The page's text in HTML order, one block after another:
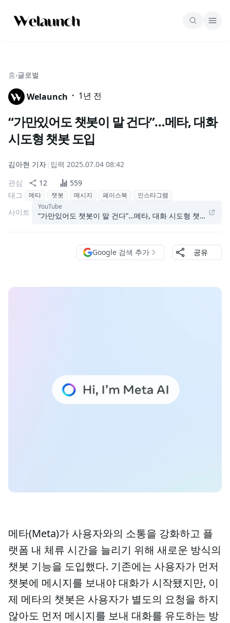
홈›글로벌
Welaunch · 1년 전
“가만있어도 챗봇이 말 건다”…메타, 대화
시도형 챗봇 도입
김아현 기자| 입력 2025.07.04 08:42
관심
12
559
태그
메타 챗봇 메시지 페이스북 인스타그램
사이트
YouTube
“가만있어도 챗봇이 말 건다”…메타, 대화 시도형 챗봇 도입
Google 검색 추가 공유
메타(Meta)가 사용자와의 소통을 강화하고 플
랫폼 내 체류 시간을 늘리기 위해 새로운 방식의
챗봇 기능을 도입했다. 기존에는 사용자가 먼저
챗봇에 메시지를 보내야 대화가 시작됐지만, 이
제 메타의 챗봇은 사용자가 별도의 요청을 하지
않아도 먼저 메시지를 보내 대화를 유도하는 방